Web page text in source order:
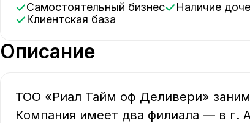
Самостоятельный бизнес Наличие
Клиентская база
Описание
ТОО «Риал Тайм оф Деливери»
Компания имеет два филиала — в г.